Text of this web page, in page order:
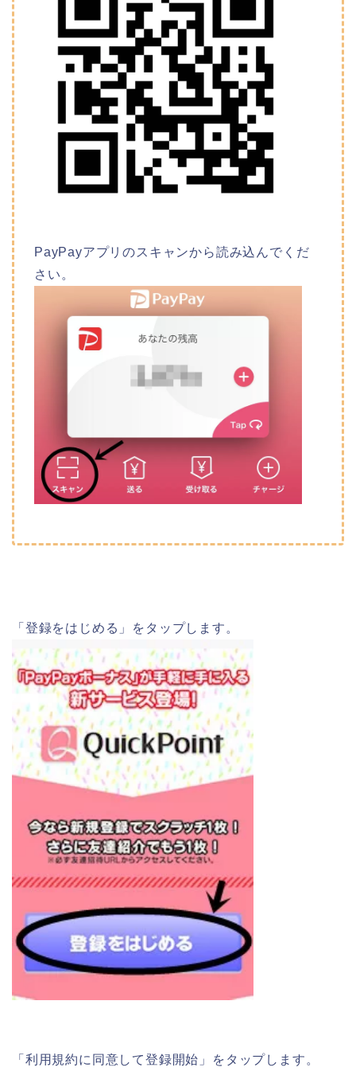
PayPayアプリのスキャンから読み込んでくだ
さい。
「登録をはじめる」をタップします。
「利用規約に同意して登録開始」をタップします。